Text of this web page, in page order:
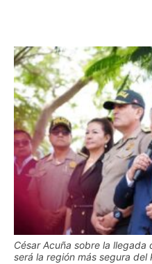
César Acuña sobre la
será la región más segura del